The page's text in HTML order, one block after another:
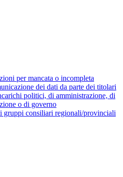
per mancata o incompleta
dei dati da parte dei titolari
politici, di amministrazione, di
o di governo
gruppi consiliari regionali/provinciali